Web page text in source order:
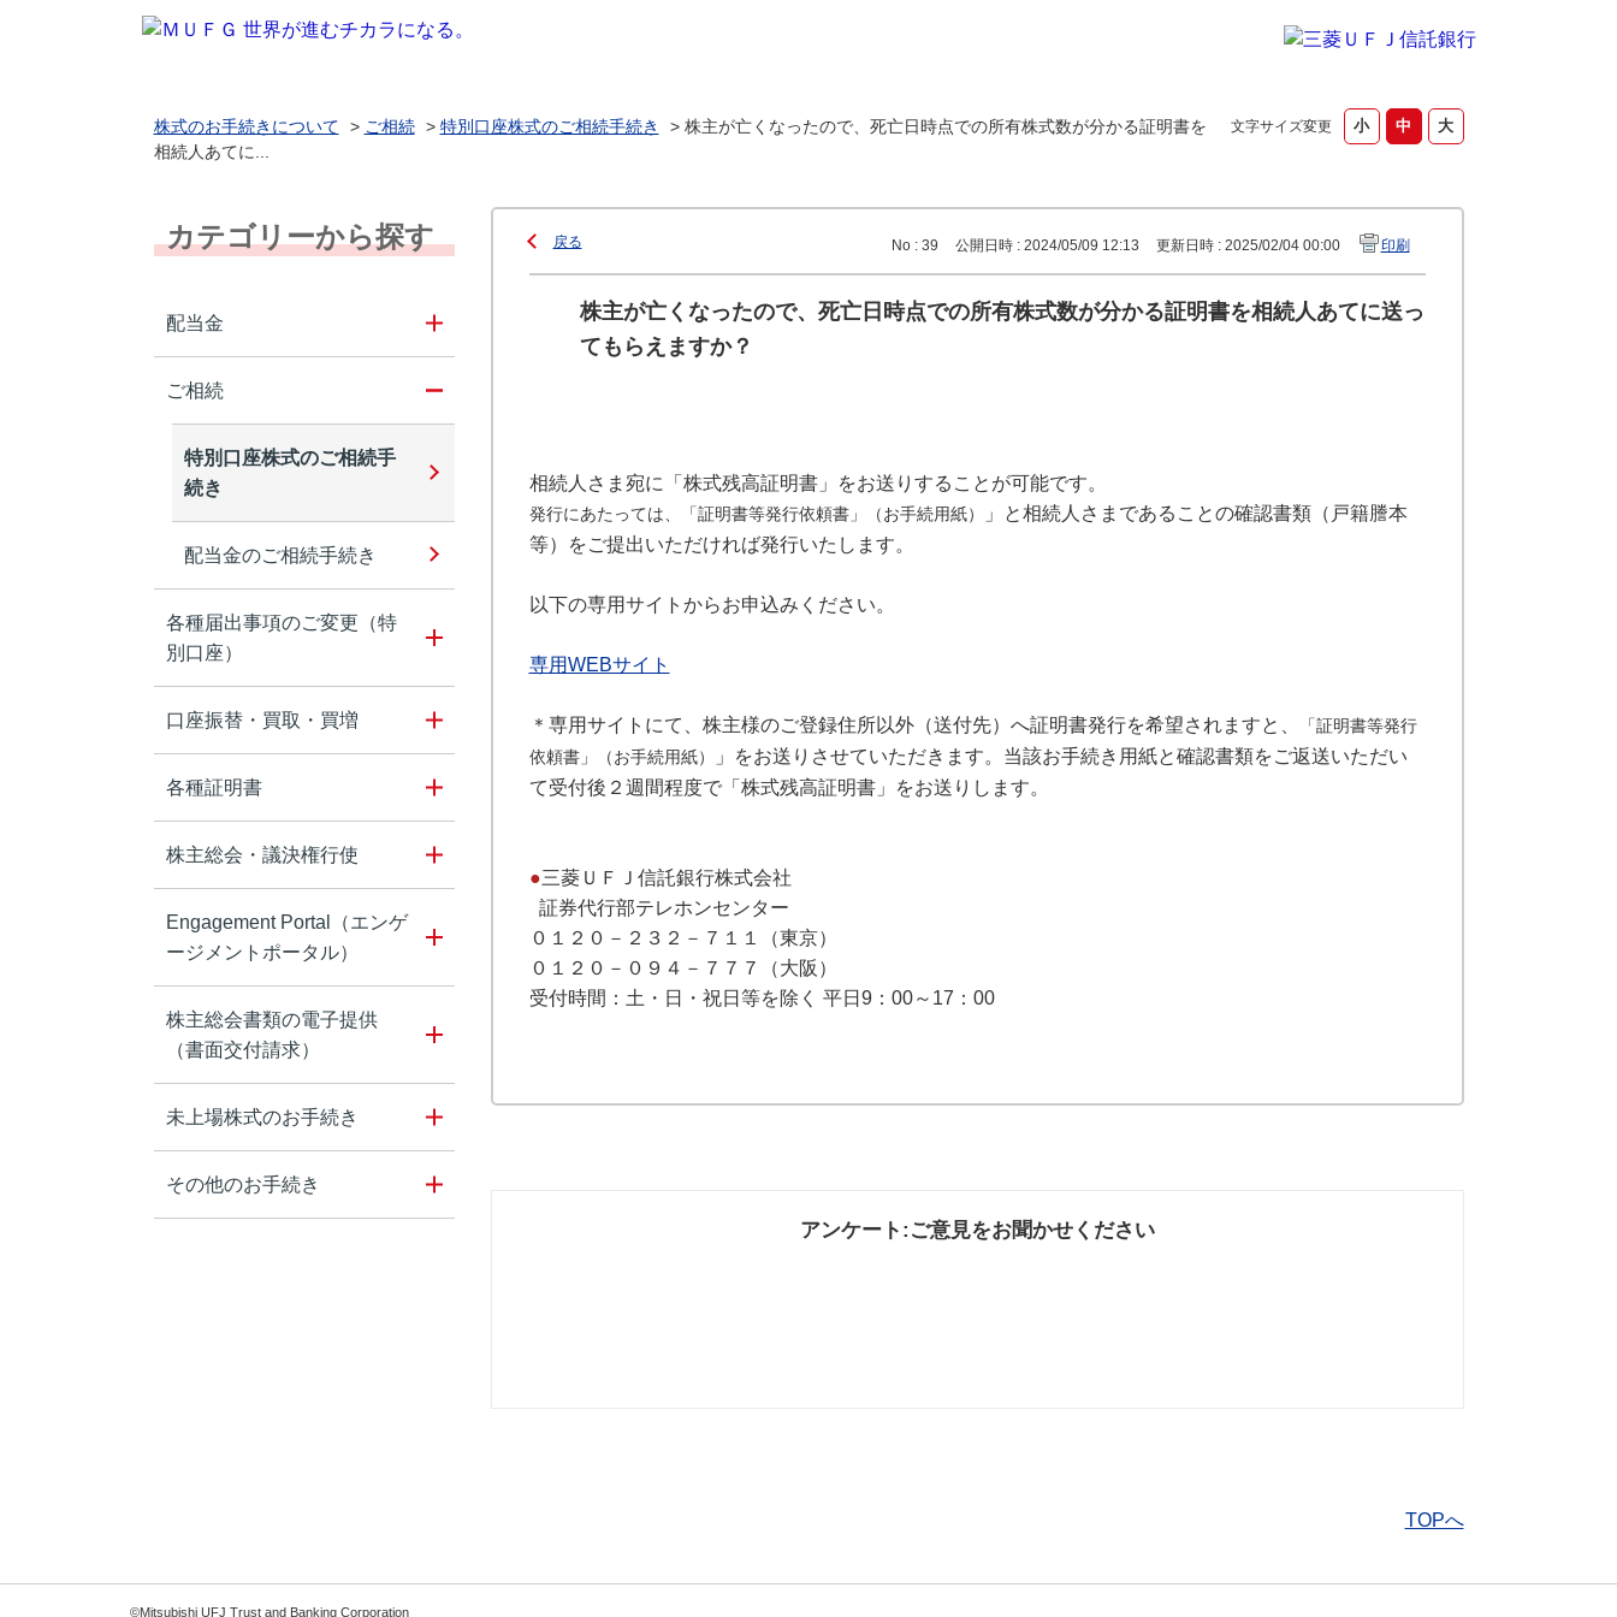
文字サイズ変更
株式のお手続きについて > ご相続 > 特別口座株式のご相続手続き > 株主が亡くなったので、死亡日時点での所有株式数が分かる証明書を
相続人あてに...
カテゴリーから探す
配当金
ご相続
特別口座株式のご相続手
続き
配当金のご相続手続き
各種届出事項のご変更（特
別口座）
口座振替・買取・買増
各種証明書
株主総会・議決権行使
Engagement Portal（エンゲ
ージメントポータル）
株主総会書類の電子提供
（書面交付請求）
未上場株式のお手続き
その他のお手続き
戻る No : 39 公開日時 : 2024/05/09 12:13 更新日時 : 2025/02/04 00:00 印刷
株主が亡くなったので、死亡日時点での所有株式数が分かる証明書を相続人あてに送っ
てもらえますか？
相続人さま宛に「株式残高証明書」をお送りすることが可能です。
発行にあたっては、「証明書等発行依頼書」（お手続用紙）
」と相続人さまであることの確認書類（戸籍謄本
等）をご提出いただければ発行いたします。
以下の専用サイトからお申込みください。
専用WEBサイト
＊専用サイトにて、株主様のご登録住所以外（送付先）へ証明書発行を希望されますと、
「証明書等発行
依頼書」（お手続用紙）
」をお送りさせていただきます。当該お手続き用紙と確認書類をご返送いただい
て受付後２週間程度で「株式残高証明書」をお送りします。
●三菱ＵＦＪ信託銀行株式会社
証券代行部テレホンセンター
０１２０－２３２－７１１（東京）
０１２０－０９４－７７７（大阪）
受付時間：土・日・祝日等を除く 平日9：00～17：00
アンケート:ご意見をお聞かせください
TOPへ
©Mitsubishi UFJ Trust and Banking Corporation